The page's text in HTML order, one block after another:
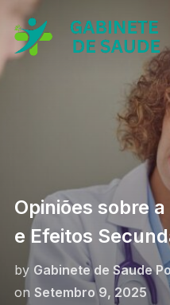
content
Opiniões sobre
e Efeitos
by Gabinete de Saude
on Posted
Setembro 9, 2025